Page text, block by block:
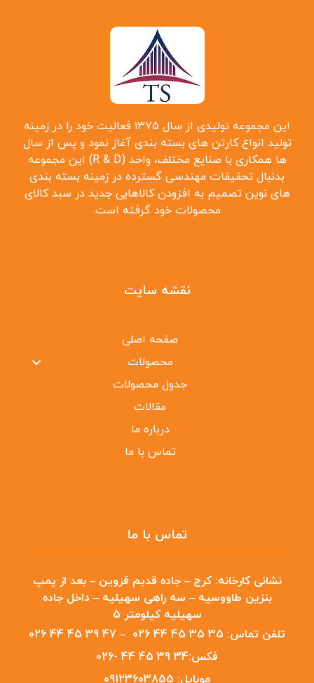
این مجموعه تولیدی از سال ۱۳۷۵ فعالیت خود را در زمینه
تولید انواع کارتن ‌های بسته بندی آغاز نمود و پس از سال
‌ها همکاری با صنایع مختلف، واحد (R & D) این مجموعه
بدنبال تحقیقات مهندسی گسترده در زمینه بسته بندی
‌های نوین تصمیم به افزودن کالاهایی جدید در سبد کالای
محصولات خود گرفته است.
نقشه سایت
صفحه اصلی
محصولات
جدول محصولات
مقالات
درباره ما
تماس با ما
تماس با ما
نشانی کارخانه:کرج – جاده قدیم قزوین – بعد از پمپ
بنزین طاووسیه – سه راهی سهیلیه – داخل جاده
سهیلیه کیلومتر 5
تلفن تماس: 35 35 45 44 026
–
47 39 45 44 026
فکس:34 39 45 44 -026
موبایل: 09123603855